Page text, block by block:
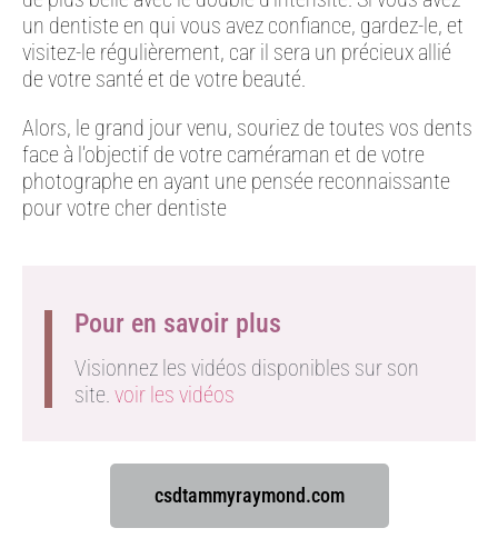
un dentiste en qui vous avez confiance, gardez-le, et
visitez-le régulièrement, car il sera un précieux allié
de votre santé et de votre beauté.
Alors, le grand jour venu, souriez de toutes vos dents
face à l’objectif de votre caméraman et de votre
photographe en ayant une pensée reconnaissante
pour votre cher dentiste
Pour en savoir plus
Visionnez les vidéos disponibles sur son
site. voir les vidéos
csdtammyraymond.com